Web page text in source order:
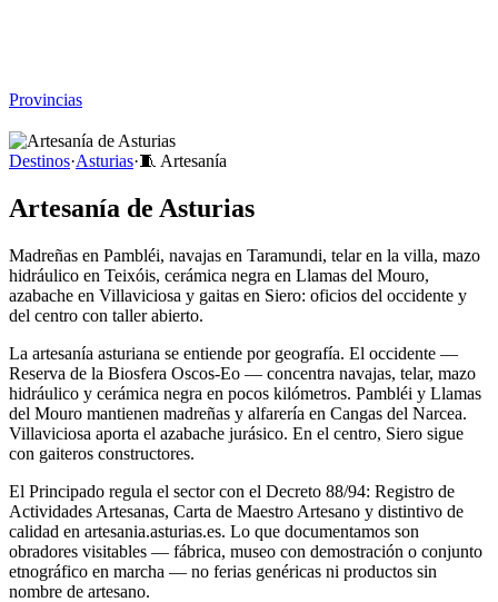
Provincias
Destinos·Asturias·🧵 Artesanía
Artesanía de Asturias
Madreñas en Pambléi, navajas en Taramundi, telar en la villa, mazo
hidráulico en Teixóis, cerámica negra en Llamas del Mouro,
azabache en Villaviciosa y gaitas en Siero: oficios del occidente y
del centro con taller abierto.
La artesanía asturiana se entiende por geografía. El occidente —
Reserva de la Biosfera Oscos-Eo — concentra navajas, telar, mazo
hidráulico y cerámica negra en pocos kilómetros. Pambléi y Llamas
del Mouro mantienen madreñas y alfarería en Cangas del Narcea.
Villaviciosa aporta el azabache jurásico. En el centro, Siero sigue
con gaiteros constructores.
El Principado regula el sector con el Decreto 88/94: Registro de
Actividades Artesanas, Carta de Maestro Artesano y distintivo de
calidad en artesania.asturias.es. Lo que documentamos son
obradores visitables — fábrica, museo con demostración o conjunto
etnográfico en marcha — no ferias genéricas ni productos sin
nombre de artesano.